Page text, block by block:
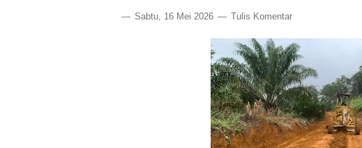
Sabtu, 16 Mei 2026 Tulis Komentar